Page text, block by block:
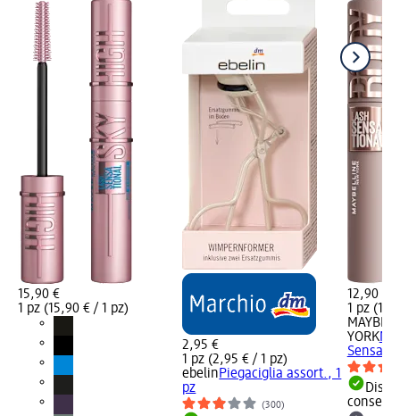
15,90 €
1 pz (15,90 € / 1 pz)
2,95 €
1 pz (2,95 € / 1 pz)
ebelinPiegaciglia assort., 1
pz
(300)
12,90 €
1 pz
YORK